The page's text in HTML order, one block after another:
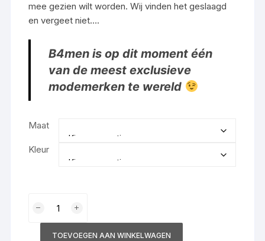
mee gezien wilt worden. Wij vinden het geslaagd
en vergeet niet….
B4men is op dit moment één
van de meest exclusieve
modemerken te wereld
Maat
Kleur
TOEVOEGEN AAN WINKELWAGEN